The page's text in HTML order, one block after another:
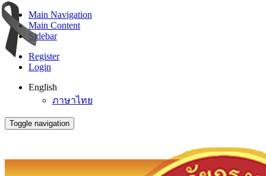
Main Navigation
Main Content
Sidebar
Register
Login
English
ภาษาไทย
Toggle navigation